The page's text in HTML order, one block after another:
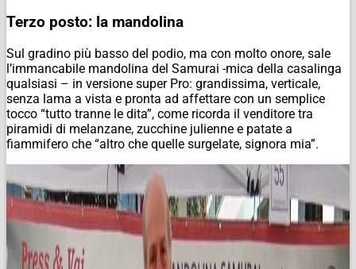
Terzo posto: la mandolina
Sul gradino più basso del podio, ma con molto onore, sale
l’immancabile mandolina del Samurai -mica della casalinga
qualsiasi – in versione super Pro: grandissima, verticale,
senza lama a vista e pronta ad affettare con un semplice
tocco “tutto tranne le dita”, come ricorda il venditore tra
piramidi di melanzane, zucchine julienne e patate a
fiammifero che “altro che quelle surgelate, signora mia”.